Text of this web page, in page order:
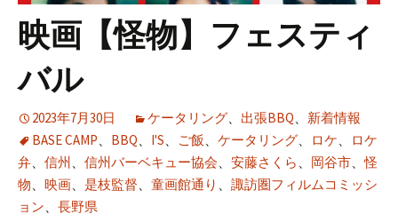
プ
映画【怪物】フェスティ
バル
2023年7月30日 ケータリング、 出張BBQ、 新着情報
BASE CAMP、 BBQ、 I'S、 ご飯 、 ケータリング、 ロケ、
ロケ
弁、 信州 、 信州バーベキュー協会、 安藤さくら 、 岡谷市、怪
物、 映画、 是枝監督、 童画館通り 、 諏訪圏フィルムコミッシ
ョン、 長野県